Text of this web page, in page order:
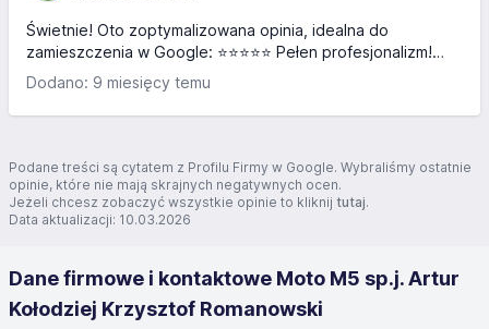
Świetnie! Oto zoptymalizowana opinia, idealna do
zamieszczenia w Google: ⭐⭐⭐⭐⭐ Pełen profesjonalizm!
Byłem dziś w MOTO M5 po dwie opony z montażem i
jestem bardzo zadowolony. Montaż wykonany szybko i
dokładnie, wszystko bez żadnych problemów. Ceny
Fachowo, uprzejmie i z podejściem do klienta.
Zdecydowanie polecam ten serwis każdemu, kto szuka
uczciwego i rzetelnego miejsca. Na pewno wrócę!
Dodano: 9 miesięcy temu
Podane treści są cytatem z Profilu Firmy w Google. Wybraliśmy ostatnie
opinie, które nie mają skrajnych negatywnych ocen.
Jeżeli chcesz zobaczyć wszystkie opinie to kliknij tutaj.
Data aktualizacji: 10.03.2026
Dane firmowe i kontaktowe Moto M5 sp.j. Artur
Kołodziej Krzysztof Romanowski